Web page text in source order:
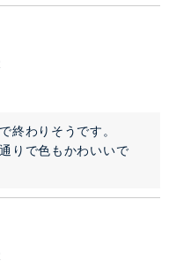
終わりそうです。
りで色もかわいいで